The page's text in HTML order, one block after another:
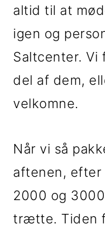
altid til at
igen og
Saltcenter. Vi
del af dem,
velkomne.
Når vi så
aftenen, efter
2000 og
trætte. Tiden